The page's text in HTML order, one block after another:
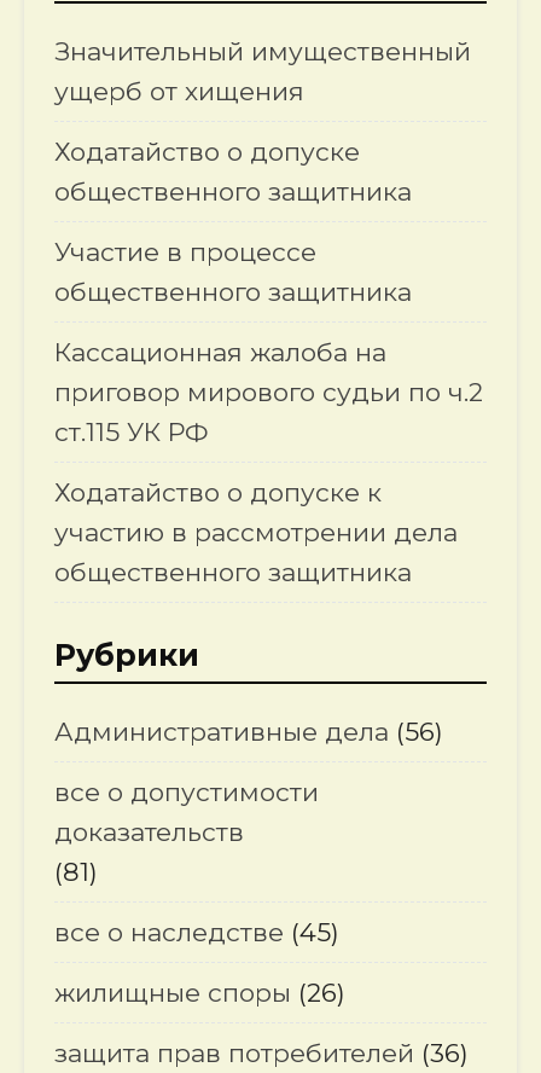
Значительный имущественный
ущерб от хищения
Ходатайство о допуске
общественного защитника
Участие в процессе
общественного защитника
Кассационная жалоба на
приговор мирового судьи по ч.2
ст.115 УК РФ
Ходатайство о допуске к
участию в рассмотрении дела
общественного защитника
Рубрики
Административные дела (56)
все о допустимости
доказательств
(81)
все о наследстве (45)
жилищные споры (26)
защита прав потребителей (36)